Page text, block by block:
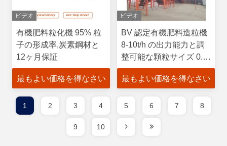
ビデオ
有機肥料粒化機 95% 粒
子の形成率,炭素鋼材と
12ヶ月保証
最もよい価格を得なさい
ビデオ
BV 認定有機肥料造粒機
8-10t/h の出力能力と調
整可能な顆粒サイズ 0.3-
3.0 mm
最もよい価格を得なさい
1 2 3 4 5 6 7 8
9 10